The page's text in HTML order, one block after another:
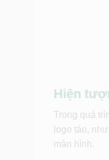
Hiện
Trong quá
logo táo,
màn hình.